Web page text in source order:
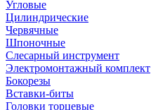
Угловые
Цилиндрические
Червячные
Шпоночные
Слесарный инструмент
Электромонтажный комплект
Бокорезы
Вставки-биты
Головки торцевые